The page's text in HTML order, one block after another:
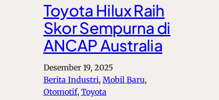
Toyota Hilux Raih
Skor Sempurna di
ANCAP Australia
Desember 19, 2025
Berita Industri, Mobil Baru ,
Otomotif, Toyota